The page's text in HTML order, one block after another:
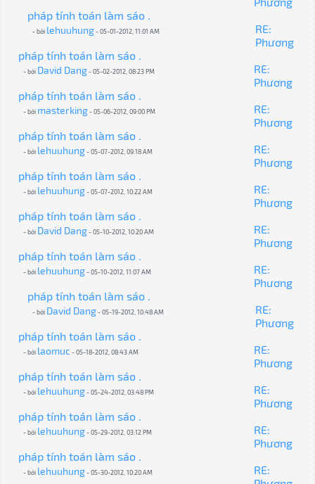
pháp tính toán làm sáo .
- bởi lehuuhung- 05-01-2012, 11:01 AM
RE:
Phương
pháp tính toán làm sáo .
- bởi David Dang- 05-02-2012, 08:23 PM
RE:
Phương
pháp tính toán làm sáo .
- bởi masterking- 05-06-2012, 09:00 PM
RE:
Phương
pháp tính toán làm sáo .
- bởi lehuuhung- 05-07-2012, 09:18 AM
RE:
Phương
pháp tính toán làm sáo .
- bởi lehuuhung- 05-07-2012, 10:22 AM
RE:
Phương
pháp tính toán làm sáo .
- bởi David Dang- 05-10-2012, 10:20 AM
RE:
Phương
pháp tính toán làm sáo .
- bởi lehuuhung- 05-10-2012, 11:07 AM
RE:
Phương
pháp tính toán làm sáo .
- bởi David Dang- 05-19-2012, 10:48 AM
RE:
Phương
pháp tính toán làm sáo .
- bởi laomuc- 05-18-2012, 08:43 AM
RE:
Phương
pháp tính toán làm sáo .
- bởi lehuuhung- 05-24-2012, 03:48 PM
RE:
Phương
pháp tính toán làm sáo .
- bởi lehuuhung- 05-29-2012, 03:12 PM
RE:
Phương
pháp tính toán làm sáo .
- bởi lehuuhung- 05-30-2012, 10:20 AM
RE: